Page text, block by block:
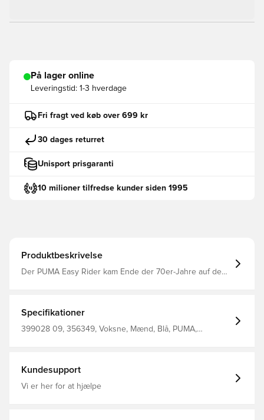
På lager online
Leveringstid: 1-3 hverdage
Fri fragt ved køb over 699 kr
30 dages returret
Unisport prisgaranti
10 milioner tilfredse kunder siden 1995
Produktbeskrivelse
Der PUMA Easy Rider kam Ende der 70er-Jahre auf den
Version mit einem Obermaterial aus Textil und Wildleder-
Overlays gibt deinem Look einen mühelosen Retro-Style.
Regular Fit Schnürung Synthetischer PUMA Formstrip an
Specifikationer
399028 09, 356349, Voksne, Mænd, Blå, PUMA,
Kundesupport
Vi er her for at hjælpe